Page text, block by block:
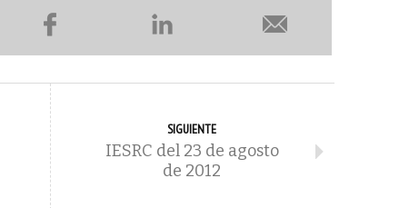
SIGUIENTE
IESRC del 23 de agosto
de 2012